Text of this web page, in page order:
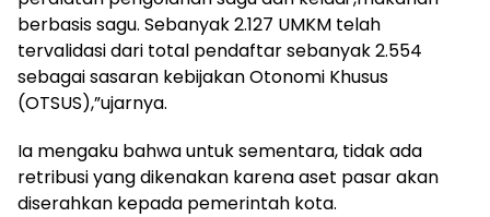
berbasis sagu. Sebanyak 2.127 UMKM telah
tervalidasi dari total pendaftar sebanyak 2.554
sebagai sasaran kebijakan Otonomi Khusus
(OTSUS),”ujarnya.
Ia mengaku bahwa untuk sementara, tidak ada
retribusi yang dikenakan karena aset pasar akan
diserahkan kepada pemerintah kota.